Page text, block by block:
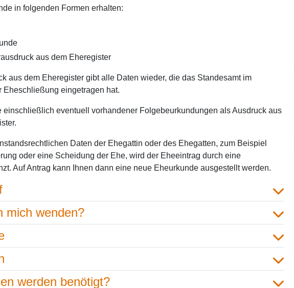
in folgenden Formen erhalten:
aus dem Eheregister
aus dem Eheregister gibt alle Daten wieder, die das Standesamt im
Eheschließung eingetragen hat.
einschließlich eventuell vorhandener Folgebeurkundungen als Ausdruck aus
Daten der Ehegattin oder des Ehegatten, zum Beispiel
oder eine Scheidung der Ehe, wird der Eheeintrag durch eine
Auf Antrag kann Ihnen dann eine neue Eheurkunde ausgestellt werden.
mich wenden?
werden benötigt?